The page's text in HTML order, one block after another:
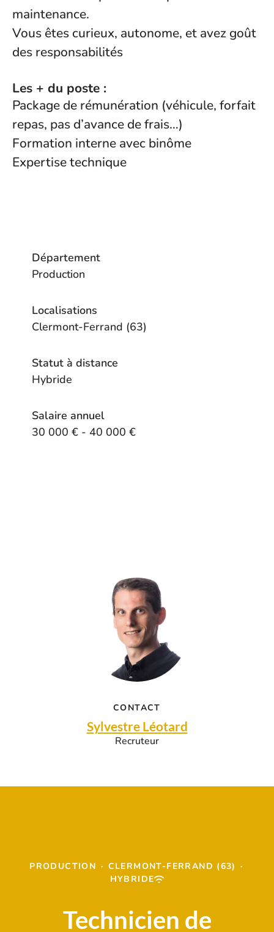
maintenance.
Vous êtes curieux, autonome, et avez goût
des responsabilités
Les + du poste :
Package de rémunération (véhicule, forfait
repas, pas d’avance de frais…)
Formation interne avec binôme
Expertise technique
Département
Production
Localisations
Clermont-Ferrand (63)
Statut à distance
Hybride
Salaire annuel
30 000 € - 40 000 €
CONTACT
Sylvestre Léotard
Recruteur
PRODUCTION · CLERMONT-FERRAND (63) ·
HYBRIDE
Technicien de